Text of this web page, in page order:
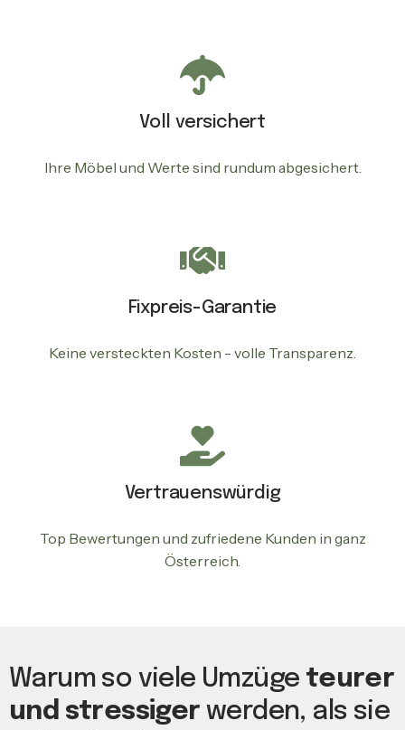
Voll versichert
Ihre Möbel und Werte sind rundum abgesichert.
Fixpreis-Garantie
Keine versteckten Kosten - volle Transparenz.
Vertrauenswürdig
Top Bewertungen und zufriedene Kunden in ganz
Österreich.
Warum so viele Umzüge teurer
und stressiger werden, als sie